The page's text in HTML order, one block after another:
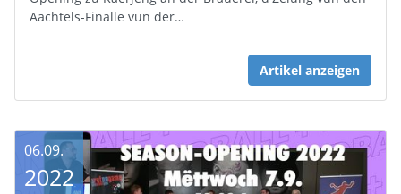
Aachtels-Finalle vun der…
Artikel anzeigen
06.09.
2022